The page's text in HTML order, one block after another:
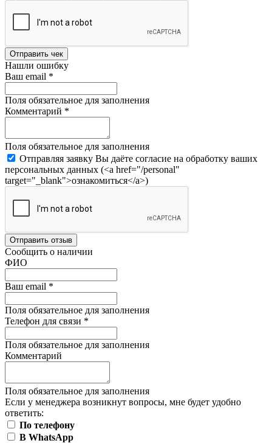
Отправить чек
Нашли ошибку
Ваш email *
Поля обязательное для заполнения
Комментарий *
Поля обязательное для заполнения
Отправляя заявку Вы даёте согласие на обработку ваших
персональных данных (<a href="/personal"
target="_blank">ознакомиться</a>)
Отправить отзыв
Сообщить о наличии
ФИО
Ваш email *
Поля обязательное для заполнения
Телефон для связи *
Поля обязательное для заполнения
Комментарий
Поля обязательное для заполнения
Если у менеджера возникнут вопросы, мне будет удобно
ответить:
По телефону
В WhatsApp